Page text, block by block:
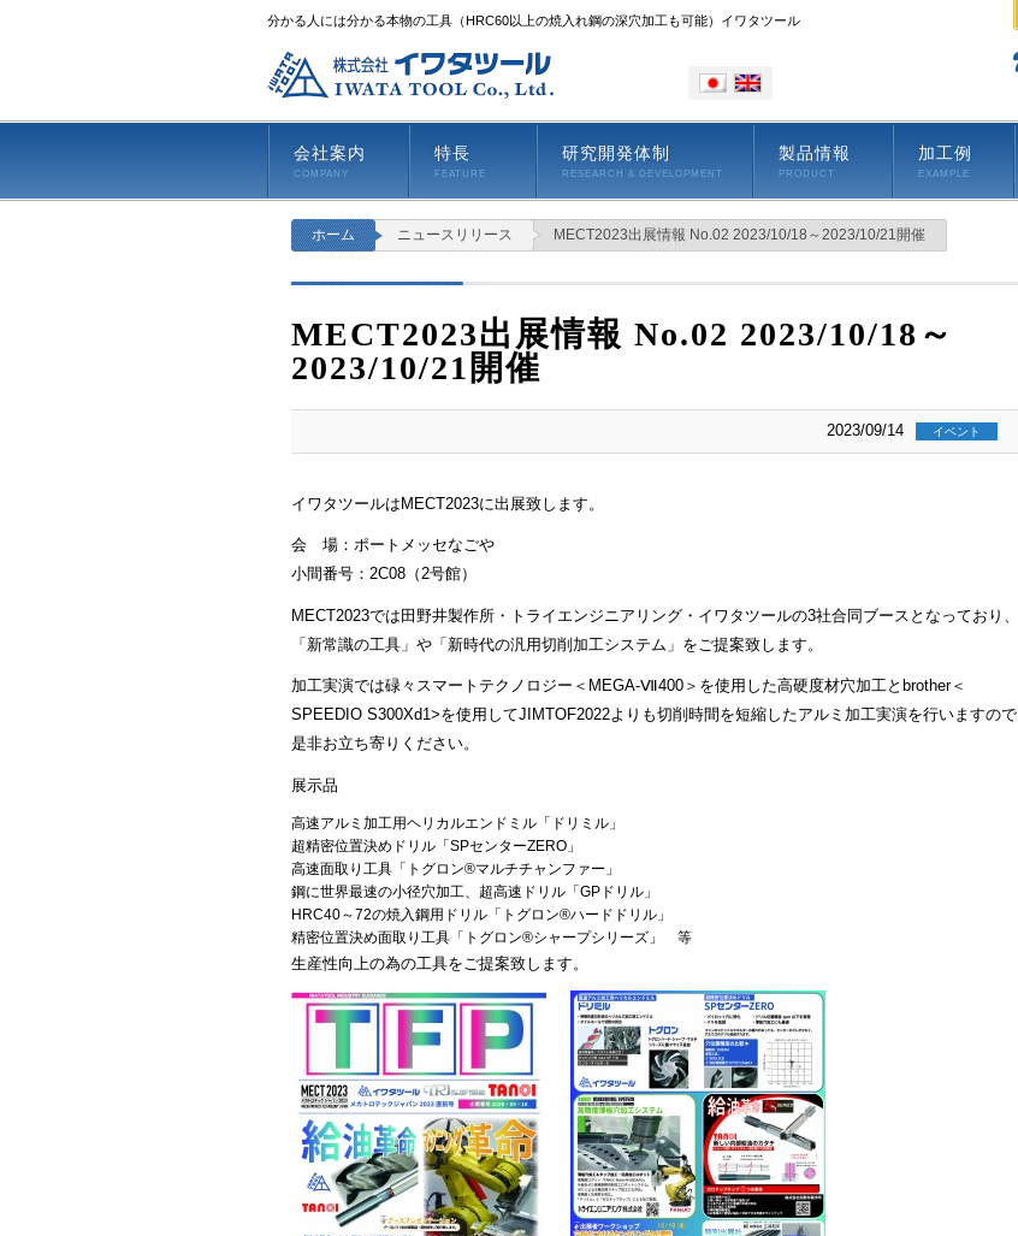
分かる人には分かる本物の工具（HRC60以上の焼入れ鋼の深穴加工も可能）イワタツール
会社案内
COMPANY
特長
FEATURE
研究開発体制
RESEARCH & DEVELOPMENT
製品情報
PRODUCT
加工例
EXAMPLE
ホーム ニュースリリース MECT2023出展情報 No.02 2023/10/18～2023/10/21開催
MECT2023出展情報 No.02 2023/10/18～
2023/10/21開催
2023/09/14 イベント
イワタツールはMECT2023に出展致します。
会 場：ポートメッセなごや
小間番号：2C08（2号館）
MECT2023では田野井製作所・トライエンジニアリング・イワタツールの3社合同ブースとなっており、
「新常識の工具」や「新時代の汎用切削加工システム」をご提案致します。
加工実演では碌々スマートテクノロジー＜MEGA-Ⅶ400＞を使用した高硬度材穴加工とbrother＜
SPEEDIO S300Xd1>を使用してJIMTOF2022よりも切削時間を短縮したアルミ加工実演を行いますので
是非お立ち寄りください。
展示品
高速アルミ加工用ヘリカルエンドミル「ドリミル」
超精密位置決めドリル「SPセンターZERO」
高速面取り工具「トグロン®マルチチャンファー」
鋼に世界最速の小径穴加工、超高速ドリル「GPドリル」
HRC40～72の焼入鋼用ドリル「トグロン®ハードドリル」
精密位置決め面取り工具「トグロン®シャープシリーズ」 等
生産性向上の為の工具をご提案致します。